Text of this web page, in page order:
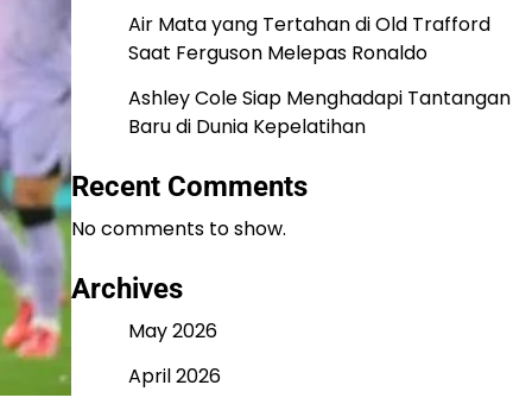
Air Mata yang Tertahan di Old Trafford
Saat Ferguson Melepas Ronaldo
Ashley Cole Siap Menghadapi Tantangan
Baru di Dunia Kepelatihan
Recent Comments
No comments to show.
Archives
May 2026
April 2026